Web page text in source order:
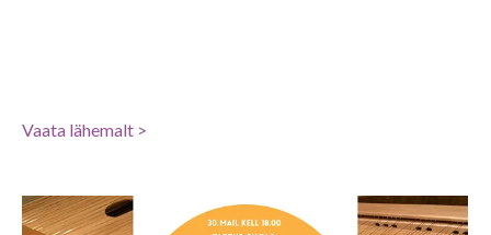
Vaata lähemalt >